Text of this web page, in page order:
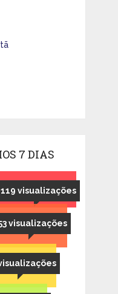
7 DIAS
119 visualizações
visualizações